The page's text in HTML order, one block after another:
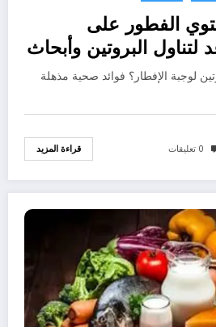
الفطور على
6 قواعد لتناول البروتين وأبحاث
في الشهية
لوجبة الإفطار؟ فوائد صحية مذهلة
0 تعليقات قراءة المزيد